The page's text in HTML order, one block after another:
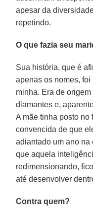
apesar da
repetindo.
O que fazia seu
Sua história, que é
apenas os nomes,
minha. Era de
diamantes e,
A mãe tinha posto no
convencida de que
adiantado um ano na
que aquela
redimensionando,
até desenvolver
Contra quem?